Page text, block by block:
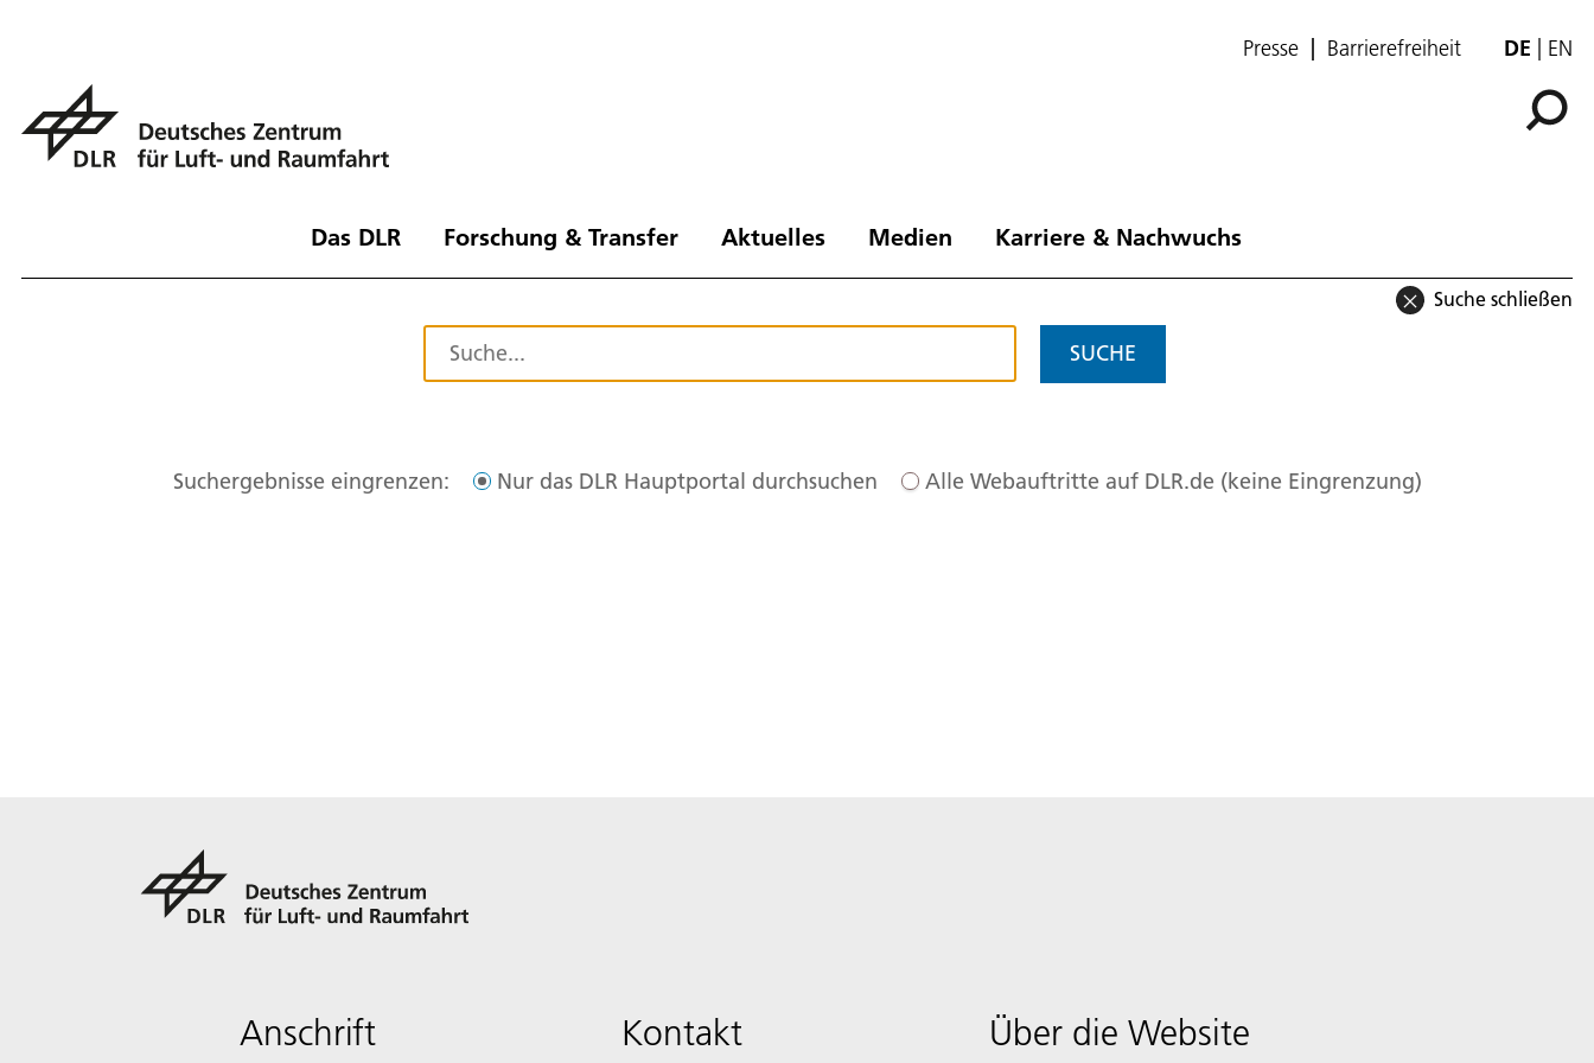
Presse Barrierefreiheit DE EN
Das DLR Forschung & Transfer Aktuelles Medien Karriere & Nachwuchs
Suche schließen
SUCHE
Suchergebnisse eingrenzen: Nur das DLR Hauptportal durchsuchen Alle Webauftritte auf DLR.de (keine Eingrenzung)
Anschrift Kontakt Über die Website